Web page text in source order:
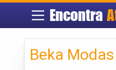
Encontra
Beka